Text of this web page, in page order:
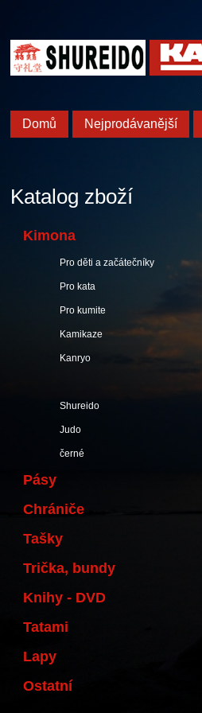
Domů Nejprodávanější
Katalog zboží
Kimona
Pro děti a začátečníky
Pro kata
Pro kumite
Kamikaze
Kanryo
Shureido
Judo
černé
Pásy
Chrániče
Tašky
Trička, bundy
Knihy - DVD
Tatami
Lapy
Ostatní